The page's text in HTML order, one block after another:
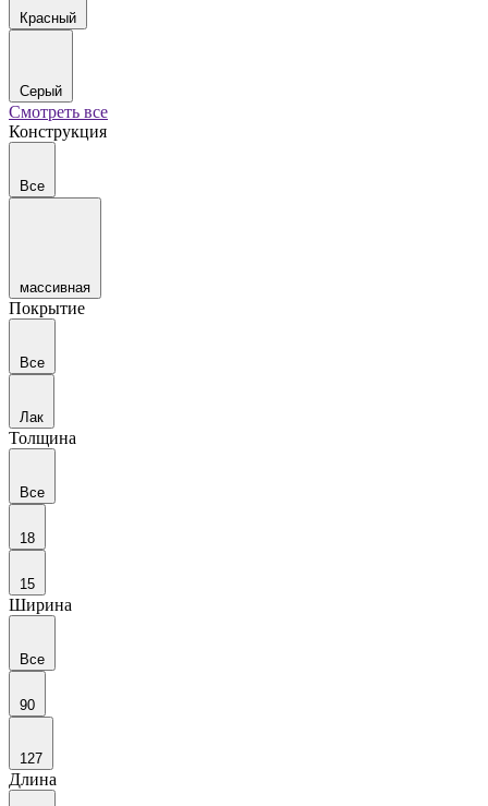
Красный
Серый
Смотреть все
Конструкция
Все
массивная
Покрытие
Все
Лак
Толщина
Все
18
15
Ширина
Все
90
127
Длина